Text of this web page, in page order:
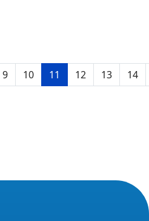
9 10 11 12 13 14